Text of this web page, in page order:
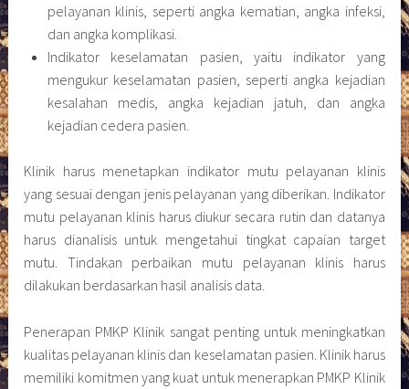
pelayanan klinis, seperti angka kematian, angka infeksi,
dan angka komplikasi.
Indikator keselamatan pasien, yaitu indikator yang
mengukur keselamatan pasien, seperti angka kejadian
kesalahan medis, angka kejadian jatuh, dan angka
kejadian cedera pasien.
Klinik harus menetapkan indikator mutu pelayanan klinis
yang sesuai dengan jenis pelayanan yang diberikan. Indikator
mutu pelayanan klinis harus diukur secara rutin dan datanya
harus dianalisis untuk mengetahui tingkat capaian target
mutu. Tindakan perbaikan mutu pelayanan klinis harus
dilakukan berdasarkan hasil analisis data.
Penerapan PMKP Klinik sangat penting untuk meningkatkan
kualitas pelayanan klinis dan keselamatan pasien. Klinik harus
memiliki komitmen yang kuat untuk menerapkan PMKP Klinik